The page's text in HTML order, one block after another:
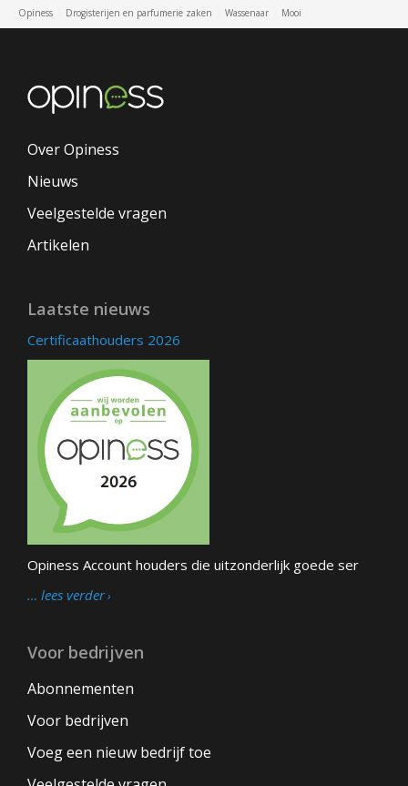
Opiness Drogisterijen en parfumerie zaken Wassenaar Mooi
Over Opiness
Nieuws
Veelgestelde vragen
Artikelen
Laatste nieuws
Certificaathouders 2026
Opiness Account houders die uitzonderlijk goede ser
… lees verder
Voor bedrijven
Abonnementen
Voor bedrijven
Voeg een nieuw bedrijf toe